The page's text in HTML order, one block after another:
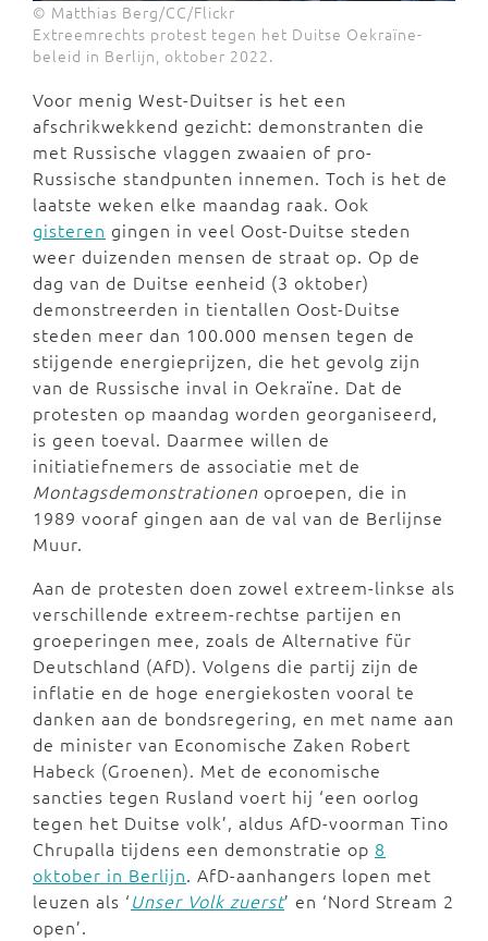
© Matthias Berg/CC/Flickr
Extreemrechts protest tegen het Duitse Oekraïne-
beleid in Berlijn, oktober 2022.
Voor menig West-Duitser is het een
afschrikwekkend gezicht: demonstranten die
met Russische vlaggen zwaaien of pro-
Russische standpunten innemen. Toch is het de
laatste weken elke maandag raak. Ook
gisteren gingen in veel Oost-Duitse steden
weer duizenden mensen de straat op. Op de
dag van de Duitse eenheid (3 oktober)
demonstreerden in tientallen Oost-Duitse
steden meer dan 100.000 mensen tegen de
stijgende energieprijzen, die het gevolg zijn
van de Russische inval in Oekraïne. Dat de
protesten op maandag worden georganiseerd,
is geen toeval. Daarmee willen de
initiatiefnemers de associatie met de
Montagsdemonstrationen oproepen, die in
1989 vooraf gingen aan de val van de Berlijnse
Muur.
Aan de protesten doen zowel extreem-linkse als
verschillende extreem-rechtse partijen en
groeperingen mee, zoals de Alternative für
Deutschland (AfD). Volgens die partij zijn de
inflatie en de hoge energiekosten vooral te
danken aan de bondsregering, en met name aan
de minister van Economische Zaken Robert
Habeck (Groenen). Met de economische
sancties tegen Rusland voert hij ‘een oorlog
tegen het Duitse volk’, aldus AfD-voorman Tino
Chrupalla tijdens een demonstratie op 8
oktober in Berlijn. AfD-aanhangers lopen met
leuzen als ‘Unser Volk zuerst’ en ‘Nord Stream 2
open’.